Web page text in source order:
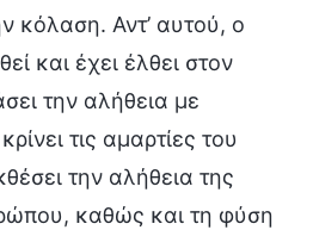
κόλαση. Αντ’ αυτού, ο
και έχει έλθει στον
την αλήθεια με
τις αμαρτίες του
την αλήθεια της
καθώς και τη φύση